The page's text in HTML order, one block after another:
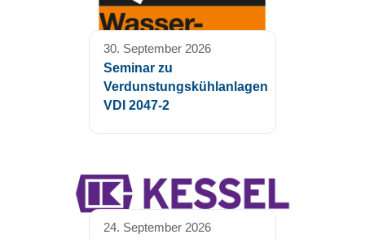
30. September 2026
Seminar zu
Verdunstungskühlanlagen
VDI 2047-2
24. September 2026